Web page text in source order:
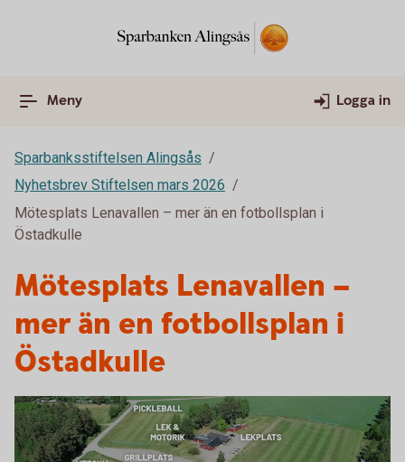
Meny Logga in
Sparbanksstiftelsen Alingsås
Nyhetsbrev Stiftelsen mars 2026
Mötesplats Lenavallen – mer än en fotbollsplan i
Östadkulle
Mötesplats Lenavallen –
mer än en fotbollsplan i
Östadkulle